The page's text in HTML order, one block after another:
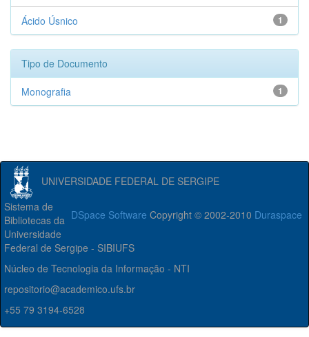
1
Ácido Úsnico
Tipo de Documento
1
Monografia
UNIVERSIDADE FEDERAL DE SERGIPE
DSpace Software Copyright © 2002-2010 Duraspace
Sistema de
Bibliotecas da
Universidade
Federal de Sergipe - SIBIUFS
Núcleo de Tecnologia da Informação - NTI
repositorio@academico.ufs.br
+55 79 3194-6528